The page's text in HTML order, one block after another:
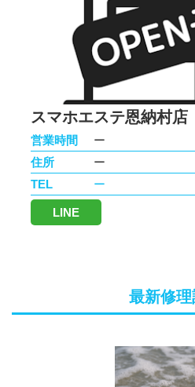
スマホエステ恩納村店
営業時間
ー
住所
ー
TEL
ー
LINE
最新修